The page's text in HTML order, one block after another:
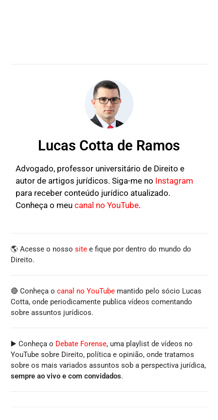
Lucas Cotta de Ramos
Advogado, professor universitário de Direito e
autor de artigos jurídicos. Siga-me no Instagram
para receber conteúdo jurídico atualizado.
Conheça o meucanal no YouTube.
🌎 Acesse o nossosite e fique por dentro do mundo do
Direito.
🔴 Conheça ocanal no YouTube mantido pelo sócio Lucas
Cotta, onde periodicamente publica vídeos comentando
sobre assuntos jurídicos.
▶️ Conheça o Debate Forense, uma playlist de vídeos no
YouTube sobre Direito, política e opinião, onde tratamos
sobre os mais variados assuntos sob a perspectiva jurídica,
sempre ao vivo e com convidados.